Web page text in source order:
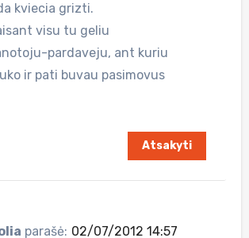
kviecia grizti.
visu tu geliu
pardaveju, ant kuriu
ir pati buvau pasimovus
Atsakyti
parašė: 02/07/2012 14:57